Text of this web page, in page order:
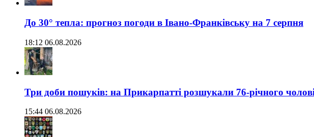
До 30° тепла: прогноз погоди в Івано-Франківську на 7 серпня
18:12 06.08.2026
Три доби пошуків: на Прикарпатті розшукали 76-річного
15:44 06.08.2026